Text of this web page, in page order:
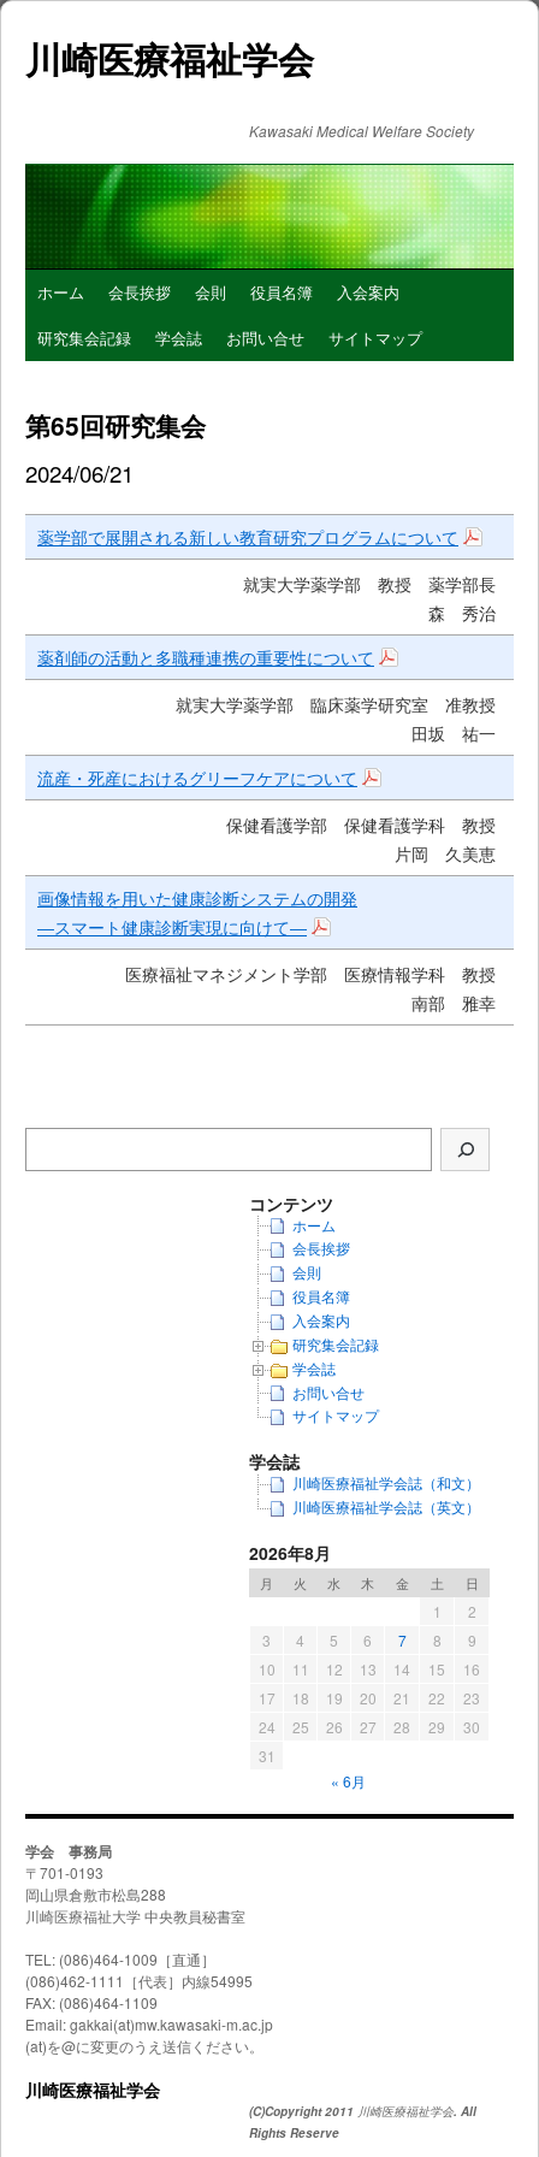
川崎医療福祉学会
Kawasaki Medical Welfare Society
コ
ン
ン
ツ
へ
ス
ッ
ホーム 会長挨拶 会則 役員名簿
入会案内
研究集会記録
学会誌 お問い合せ サイトマップ
第65回研究集会
2024/06/21
薬学部で展開される新しい教育研究プログラムについて
就実大学薬学部 教授 薬学部長
森 秀治
薬剤師の活動と多職種連携の重要性について
就実大学薬学部 臨床薬学研究室 准教授
田坂 祐一
流産・死産におけるグリーフケアについて
保健看護学部 保健看護学科 教授
片岡 久美恵
画像情報を用いた健康診断システムの開発
―スマート健康診断実現に向けて―
医療福祉マネジメント学部 医療情報学科 教授
南部 雅幸
コンテンツ
ホーム
会長挨拶
会則
役員名簿
入会案内
研究集会記録
学会誌
お問い合せ
サイトマップ
学会誌
川崎医療福祉学会誌（和文）
川崎医療福祉学会誌（英文）
2026年8月
月 火 水 木 金 土 日
1
2
3
4 5 6 7 8
9
10
11 12 13 14 15
16
17
18 19 20 21 22
23
24
25 26 27 28 29
30
31
« 6月
学会 事務局
〒701-0193
岡山県倉敷市松島288
川崎医療福祉大学 中央教員秘書室
TEL: (086)464-1009［直通］
(086)462-1111［代表］内線54995
FAX: (086)464-1109
Email: gakkai(at)mw.kawasaki-m.ac.jp
(at)を@に変更のうえ送信ください。
川崎医療福祉学会
(C)Copyright 2011 川崎医療福祉学会. All
Rights Reserve